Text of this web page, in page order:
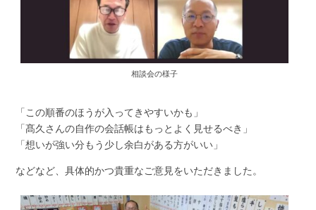
相談会の様子
「この順番のほうが入ってきやすいかも」
「髙久さんの自作の会話帳はもっとよく見せるべき」
「想いが強い分もう少し余白がある方がいい」
などなど、具体的かつ貴重なご意見をいただきました。